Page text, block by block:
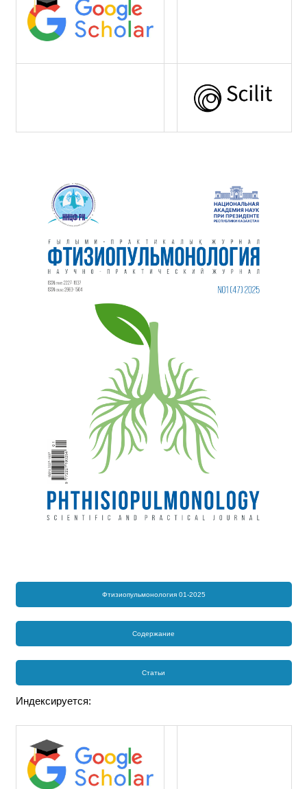
Фтизиопульмонология 01-2025
Содержание
Статьи
Индексируется: